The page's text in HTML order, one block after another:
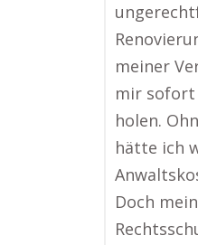
meiner
mir sofort
holen.
hätte ich
Doch